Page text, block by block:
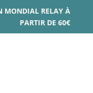
MONDIAL RELAY À
PARTIR DE 60€